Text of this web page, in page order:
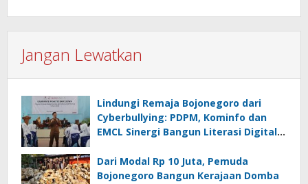
Jangan Lewatkan
Lindungi Remaja Bojonegoro dari
Cyberbullying: PDPM, Kominfo dan
EMCL Sinergi Bangun Literasi Digital
Dari Modal Rp 10 Juta, Pemuda
Bojonegoro Bangun Kerajaan Domba